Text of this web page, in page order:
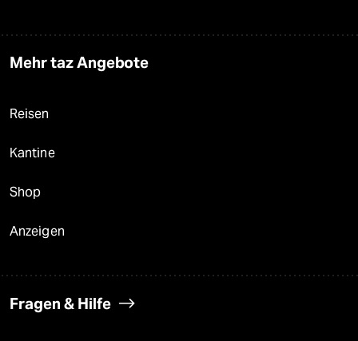
Mehr taz Angebote
Reisen
Kantine
Shop
Anzeigen
Fragen & Hilfe